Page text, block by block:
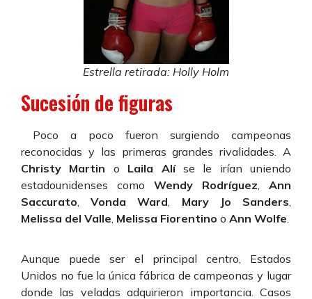
Estrella retirada: Holly Holm
Sucesión de figuras
Poco a poco fueron surgiendo campeonas
reconocidas y las primeras grandes rivalidades. A
Christy Martin o Laila Alíse le irían uniendo
estadounidenses como Wendy Rodríguez, Ann
Saccurato,Vonda Ward, Mary Jo Sanders,
Melissa del Valle, Melissa Fiorentino o Ann Wolfe.
Aunque puede ser el principal centro, Estados
Unidos no fue la única fábrica de campeonas y lugar
donde las veladas adquirieron importancia. Casos